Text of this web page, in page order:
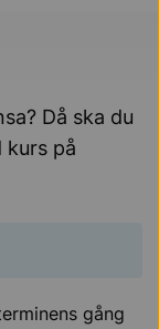
Då ska du
kurs på
gång